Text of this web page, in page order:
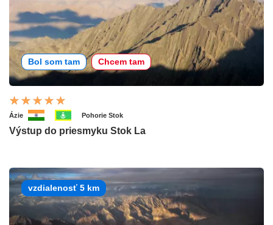
Bol som tam Chcem tam
Ázie Pohorie Stok
Výstup do priesmyku Stok La
vzdialenosť 5 km